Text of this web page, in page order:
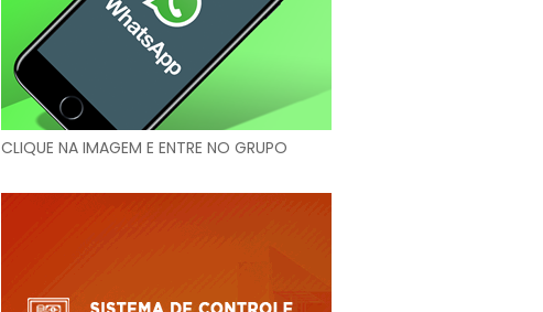
CLIQUE NA IMAGEM E ENTRE NO GRUPO